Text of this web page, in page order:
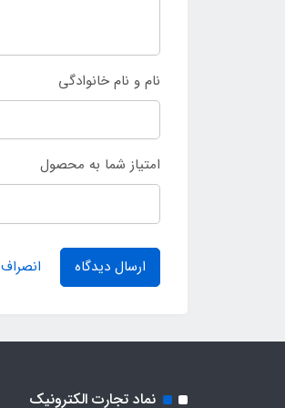
نام و نام خانوادگی
امتیاز شما به محصول
ارسال دیدگاه انصراف
نماد تجارت الکترونیک